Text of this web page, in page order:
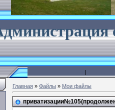
дминистрация
|
Главная»Файлы»Мои файлы